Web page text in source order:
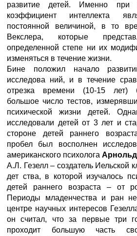
развитие детей. Именно при
коэффициент интеллекта
постоянной величиной, в то
Векслера, которые
определенной степе ни их
изменяться в течение жизни.
Бине положил начало
исследова ний, и в течение
отрезка времени (10-15 лет)
большое число тестов,
психической жизни детей.
исследовали детей от 3 лет и
стороне детей раннего
пробел был восполнен
американского психолога
А.Л. Гезелл – создатель Иельской
дет ства, в которой изучалось
детей раннего возраста – от
Периоды младенчества и ран
центре научных интересов
он считал, что за первые три
проходит большую часть